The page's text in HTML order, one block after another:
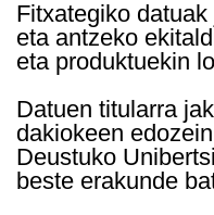
Fitxategiko
eta antzeko
eta produktuekin
Datuen titularra
dakiokeen
Deustuko
beste erakunde